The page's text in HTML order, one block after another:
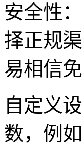
安全性
择正规
易相信
自定义
数，例